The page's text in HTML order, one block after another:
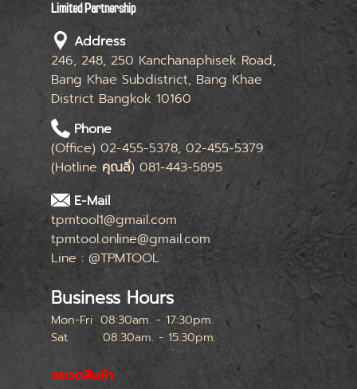
Limited Partnership
Address
246, 248, 250 Kanchanaphisek Road,
Bang Khae Subdistrict, Bang Khae
District Bangkok 10160
Phone
(Office) 02-455-5378, 02-455-5379
(Hotline คุณลี่) 081-443-5895
E-Mail
tpmtool1@gmail.com
tpmtool.online@gmail.com
Line : @TPMTOOL
Business Hours
Mon-Fri 08:30am. - 17:30pm.
Sat
08:30am. - 15:30pm.
หยุดทุกเสาร์สุดท้ายของเดือน
หมวดสินค้า